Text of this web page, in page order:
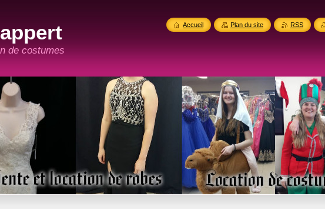
de costumes
Accueil Plan du site RSS